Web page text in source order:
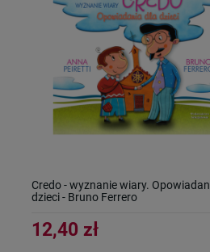
Credo - wyznanie wiary.
dzieci - Bruno Ferrero
12,40 zł